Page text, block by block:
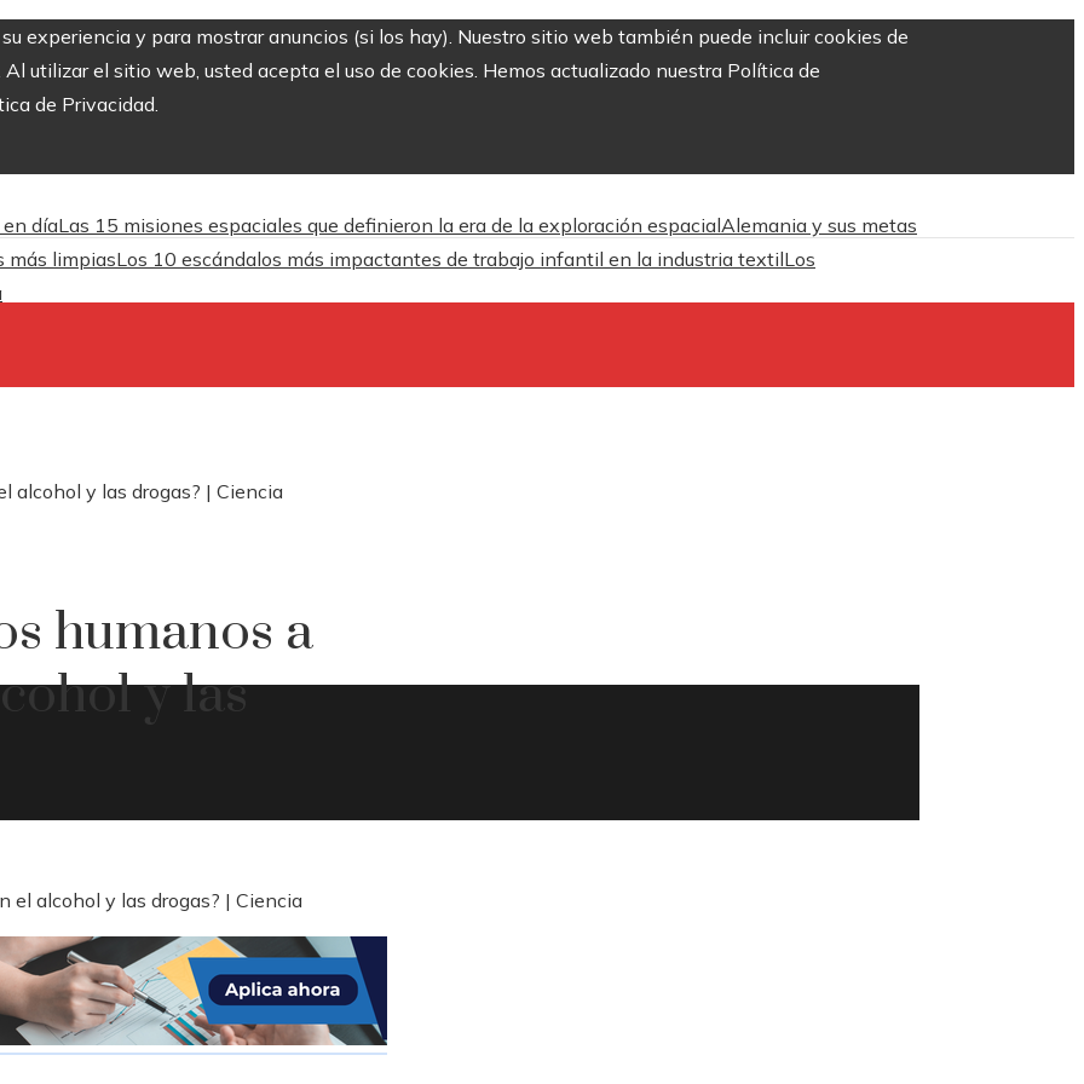
experiencia y para mostrar anuncios (si los hay). Nuestro sitio web también puede incluir cookies de
utilizar el sitio web, usted acepta el uso de cookies. Hemos actualizado nuestra Política de
de Privacidad.
díaLas 15 misiones espaciales que definieron la era de la exploración espacialAlemania y sus metas
más limpiasLos 10 escándalos más impactantes de trabajo infantil en la industria textilLos
alcohol y las drogas? | Ciencia
humanos a
y las